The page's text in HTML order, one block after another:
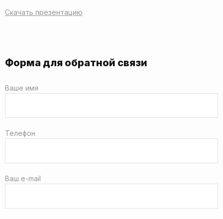
Скачать презентацию
Форма для обратной связи
Ваше имя
Телефон
Ваш e-mail